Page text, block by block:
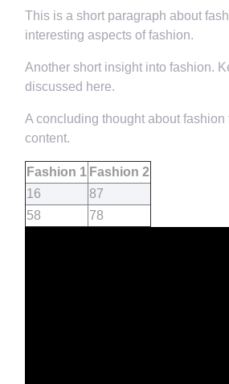
This is a short paragraph about
interesting aspects of fashion.
Another short insight into fashion.
discussed here.
A concluding thought about fashion
content.
Fashion 1 Fashion 2
16
87
58
78